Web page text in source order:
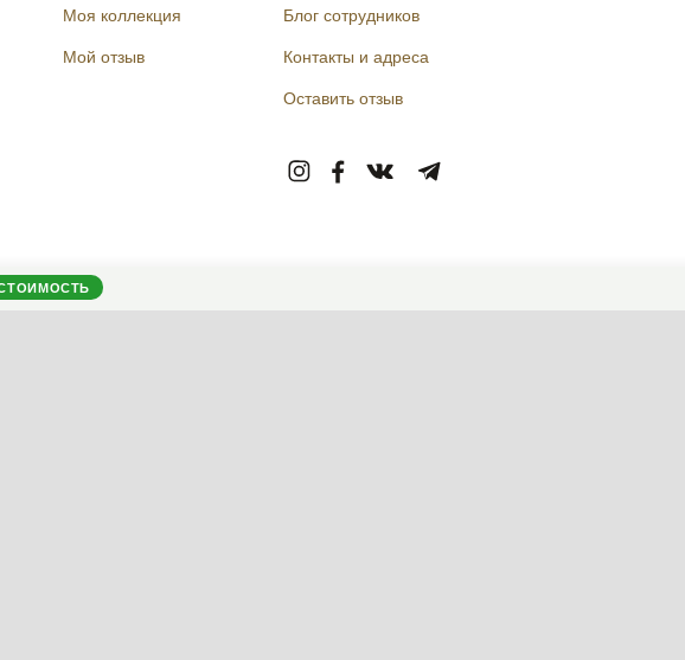
Моя коллекция
Мой отзыв
Блог сотрудников
Контакты и адреса
Оставить отзыв